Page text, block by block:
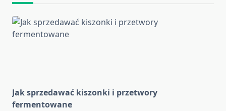
Jak sprzedawać kiszonki i przetwory
fermentowane